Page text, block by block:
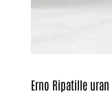
Erno Ripatille